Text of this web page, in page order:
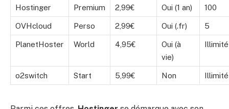
Hostinger Premium 2,99€ Oui (1 an) 100
OVHcloud Perso 2,99€ Oui (.fr) 5
PlanetHoster World 4,95€
Oui (à
vie)
Illimité
o2switch Start 5,99€ Non Illimité